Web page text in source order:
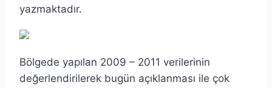
yazmaktadır.
Bölgede yapılan 2009 – 2011 verilerinin
değerlendirilerek bugün açıklanması ile çok